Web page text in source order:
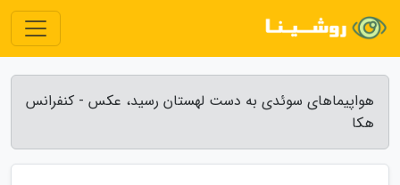
هواپیماهای سوئدی به دست لهستان رسید، عکس - کنفرانس
هکا